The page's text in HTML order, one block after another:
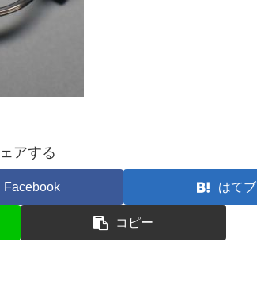
アする
Facebook はてブ
コピー